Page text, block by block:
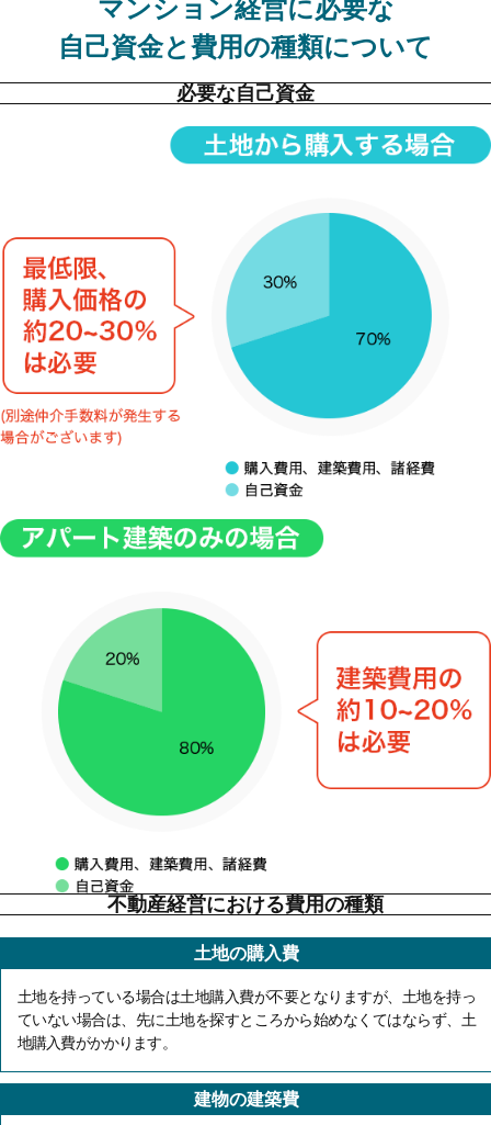
マンション経営に必要な
自己資金と費用の種類について
必要な自己資金
不動産経営における費用の種類
土地の購入費
土地を持っている場合は土地購入費が不要となりますが、土地を持っ
ていない場合は、先に土地を探すところから始めなくてはならず、土
地購入費がかかります。
建物の建築費